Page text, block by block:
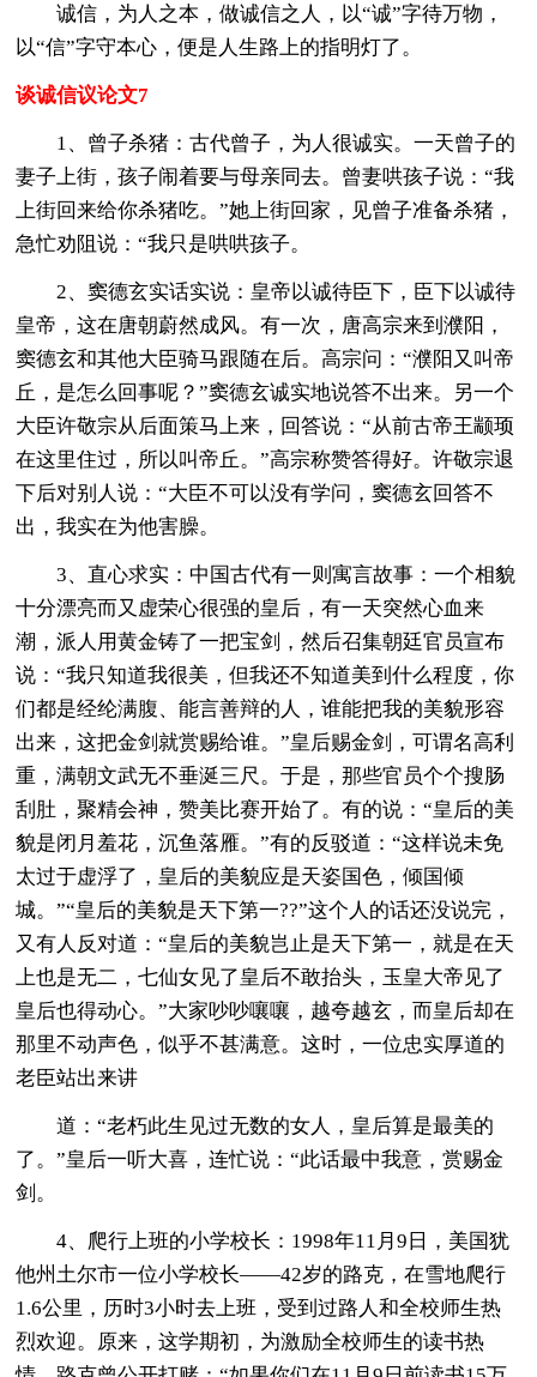
诚信，为人之本，做诚信之人，以“诚”字待万物，
以“信”字守本心，便是人生路上的指明灯了。
谈诚信议论文7
1、曾子杀猪：古代曾子，为人很诚实。一天曾子的
妻子上街，孩子闹着要与母亲同去。曾妻哄孩子说：“我
上街回来给你杀猪吃。”她上街回家，见曾子准备杀猪，
急忙劝阻说：“我只是哄哄孩子。
2、窦德玄实话实说：皇帝以诚待臣下，臣下以诚待
皇帝，这在唐朝蔚然成风。有一次，唐高宗来到濮阳，
窦德玄和其他大臣骑马跟随在后。高宗问：“濮阳又叫帝
丘，是怎么回事呢？”窦德玄诚实地说答不出来。另一个
大臣许敬宗从后面策马上来，回答说：“从前古帝王颛顼
在这里住过，所以叫帝丘。”高宗称赞答得好。许敬宗退
下后对别人说：“大臣不可以没有学问，窦德玄回答不
出，我实在为他害臊。
3、直心求实：中国古代有一则寓言故事：一个相貌
十分漂亮而又虚荣心很强的皇后，有一天突然心血来
潮，派人用黄金铸了一把宝剑，然后召集朝廷官员宣布
说：“我只知道我很美，但我还不知道美到什么程度，你
们都是经纶满腹、能言善辩的人，谁能把我的美貌形容
出来，这把金剑就赏赐给谁。”皇后赐金剑，可谓名高利
重，满朝文武无不垂涎三尺。于是，那些官员个个搜肠
刮肚，聚精会神，赞美比赛开始了。有的说：“皇后的美
貌是闭月羞花，沉鱼落雁。”有的反驳道：“这样说未免
太过于虚浮了，皇后的美貌应是天姿国色，倾国倾
城。”“皇后的美貌是天下第一??”这个人的话还没说完，
又有人反对道：“皇后的美貌岂止是天下第一，就是在天
上也是无二，七仙女见了皇后不敢抬头，玉皇大帝见了
皇后也得动心。”大家吵吵嚷嚷，越夸越玄，而皇后却在
那里不动声色，似乎不甚满意。这时，一位忠实厚道的
老臣站出来讲
道：“老朽此生见过无数的女人，皇后算是最美的
了。”皇后一听大喜，连忙说：“此话最中我意，赏赐金
剑。
4、爬行上班的小学校长：1998年11月9日，美国犹
他州土尔市一位小学校长——42岁的路克，在雪地爬行
1.6公里，历时3小时去上班，受到过路人和全校师生热
烈欢迎。原来，这学期初，为激励全校师生的读书热